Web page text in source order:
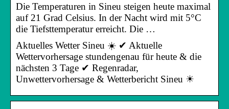
Die Temperaturen in Sineu steigen heute maximal
auf 21 Grad Celsius. In der Nacht wird mit 5°C
die Tiefsttemperatur erreicht. Die …
Aktuelles Wetter Sineu ☀️ ✔ Aktuelle
Wettervorhersage stundengenau für heute & die
nächsten 3 Tage ✔ Regenradar,
Unwettervorhersage & Wetterbericht Sineu ☀